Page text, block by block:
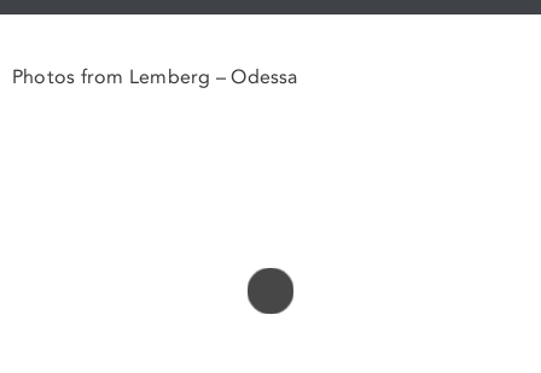
Photos from Lemberg – Odessa